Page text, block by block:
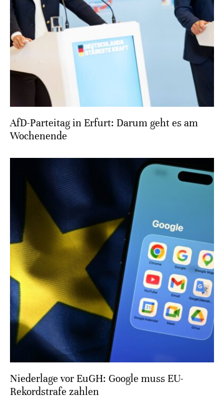
AfD-Parteitag in Erfurt: Darum geht es am
Wochenende
Niederlage vor EuGH: Google muss EU-
Rekordstrafe zahlen